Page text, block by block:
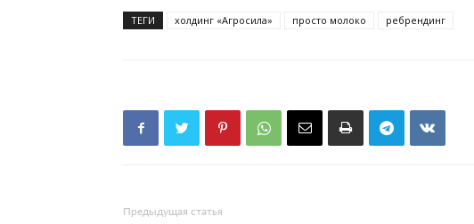
ТЕГИ холдинг «Агросила» просто молоко ребрендинг
Предыдущая статья